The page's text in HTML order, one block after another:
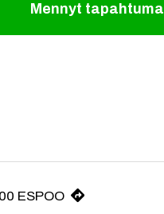
Mennyt tapahtuma
ESPOO